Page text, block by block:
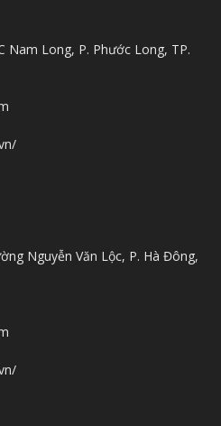
Nam Long, P. Phước Long, TP.
Nguyễn Văn Lộc, P. Hà Đông,